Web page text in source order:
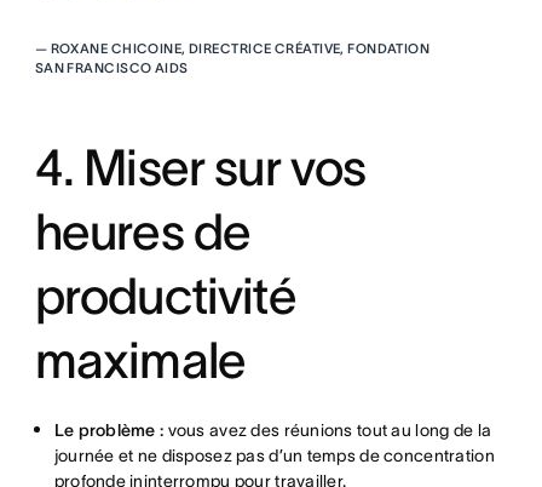
— ROXANE CHICOINE, DIRECTRICE CRÉATIVE, FONDATION
SAN FRANCISCO AIDS
4. Miser sur vos
heures de
productivité
maximale
Le problème : vous avez des réunions tout au long de la
journée et ne disposez pas d’un temps de concentration
profonde ininterrompu pour travailler.